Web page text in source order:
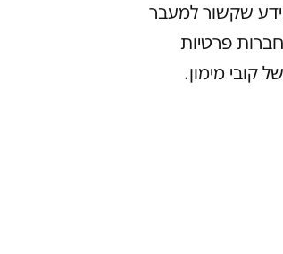
שקשור למעבר
פרטיות
קובי מימון.